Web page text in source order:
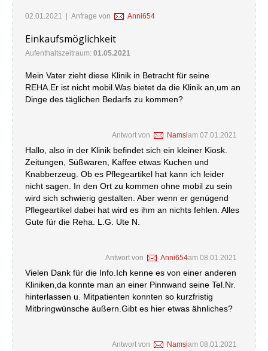
02.01.2021 | Anfrage von Anni654
Einkaufsmöglichkeit
Aufenthaltszeitraum: 01.05.2021
Mein Vater zieht diese Klinik in Betracht für seine
REHA.Er ist nicht mobil.Was bietet da die Klinik an,um an
Dinge des täglichen Bedarfs zu kommen?
Antwort von Namsiam 07.01.2021
Hallo, also in der Klinik befindet sich ein kleiner Kiosk.
Zeitungen, Süßwaren, Kaffee etwas Kuchen und
Knabberzeug. Ob es Pflegeartikel hat kann ich leider
nicht sagen. In den Ort zu kommen ohne mobil zu sein
wird sich schwierig gestalten. Aber wenn er genügend
Pflegeartikel dabei hat wird es ihm an nichts fehlen. Alles
Gute für die Reha. L.G. Ute N.
Antwort von Anni654am 08.01.2021
Vielen Dank für die Info.Ich kenne es von einer anderen
Kliniken,da konnte man an einer Pinnwand seine Tel.Nr.
hinterlassen u. Mitpatienten konnten so kurzfristig
Mitbringwünsche äußern.Gibt es hier etwas ähnliches?
Antwort von Namsiam 08.01.2021